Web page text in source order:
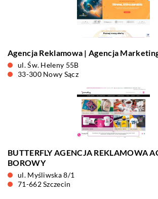
Agencja Reklamowa | Agencja
ul. Św. Heleny 55B
33-300 Nowy Sącz
BUTTERFLY AGENCJA REKLAMOWA
BOROWY
ul. Myśliwska 8/1
71-662 Szczecin